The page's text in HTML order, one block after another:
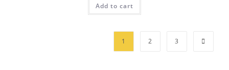
Add to cart
1 2 3